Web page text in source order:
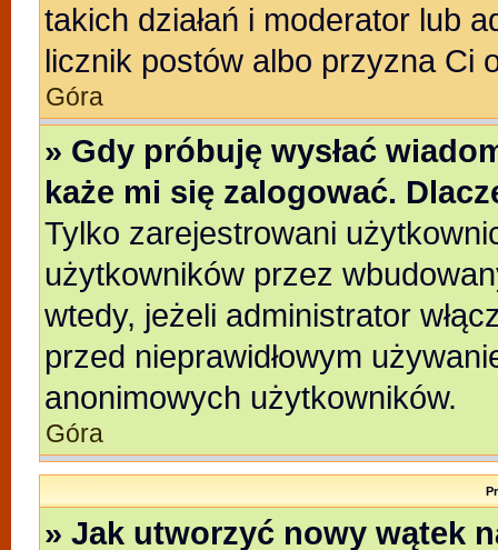
takich działań i moderator lub
licznik postów albo przyzna Ci
Góra
» Gdy próbuję wysłać
każe mi się zalogować.
Tylko zarejestrowani
użytkowników przez
wtedy, jeżeli administrator
przed nieprawidłowym
anonimowych użytkowników.
Góra
» Jak utworzyć nowy wątek